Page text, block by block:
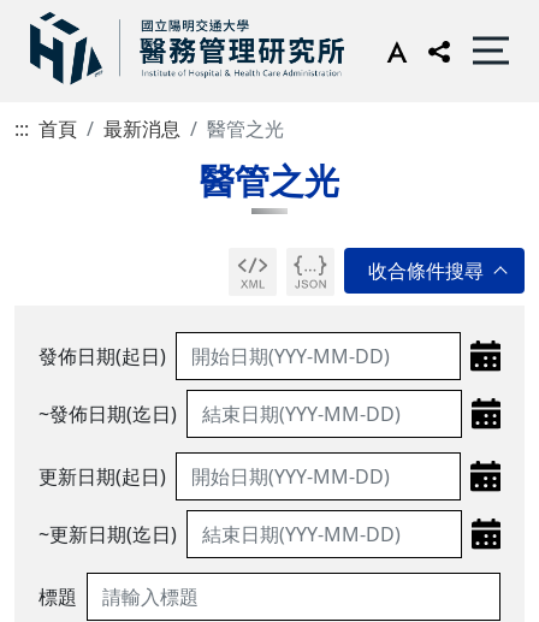
::: 首頁 最新消息 醫管之光
醫管之光
發佈日期(起日)
~發佈日期(迄日)
更新日期(起日)
~更新日期(迄日)
標題